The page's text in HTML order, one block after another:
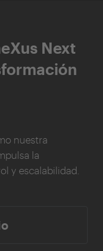
Next
nuestra
la
y escalabilidad.